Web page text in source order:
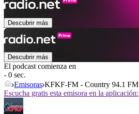
Descubrir más
Descubrir más
El podcast comienza en
- 0 sec.
Emisoras KFKF-FM - Country 94.1 FM
Escucha gratis esta emisora en la aplicación: